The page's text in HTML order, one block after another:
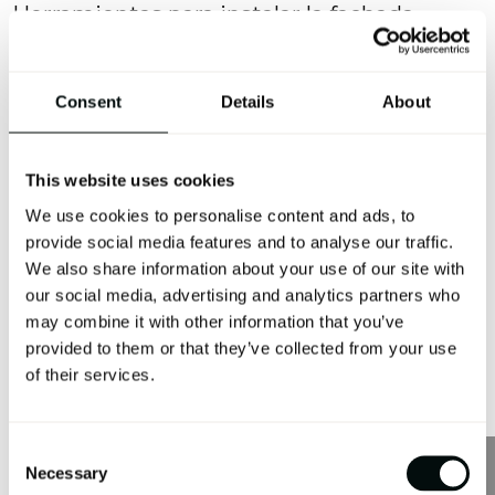
Consent Details About
This website uses cookies
We use cookies to personalise content and ads, to
provide social media features and to analyse our traffic.
We also share information about your use of our site with
our social media, advertising and analytics partners who
may combine it with other information that you’ve
provided to them or that they’ve collected from your use
of their services.
Selection
Necessary
Herramientas para instalar la fachada
sistemas de anclaje. Esto implica seleccionar el tamaño y
mampostería, hormigón o estructuras metálicas.
Nivel láser para asegurar alineaciones precisas:un
nivel láser es indispensable para garantizar la horizontalidad
y verticalidad durante la instalación de los sistemas de
anclaje y los paneles de la fachada. La precisión en este
paso es crucial para evitar problemas estéticos y
los paneles a las dimensiones específicas del proyecto es